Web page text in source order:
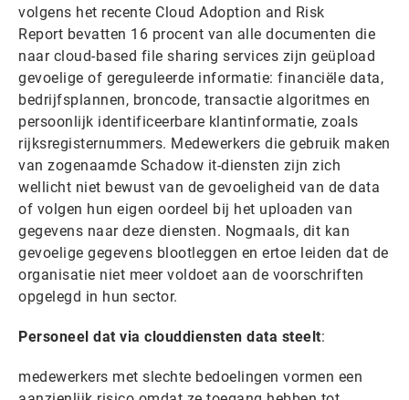
volgens het recente Cloud Adoption and Risk
Report bevatten 16 procent van alle documenten die
naar cloud-based file sharing services zijn geüpload
gevoelige of gereguleerde informatie: financiële data,
bedrijfsplannen, broncode, transactie algoritmes en
persoonlijk identificeerbare klantinformatie, zoals
rijksregisternummers. Medewerkers die gebruik maken
van zogenaamde Schadow it-diensten zijn zich
wellicht niet bewust van de gevoeligheid van de data
of volgen hun eigen oordeel bij het uploaden van
gegevens naar deze diensten. Nogmaals, dit kan
gevoelige gegevens blootleggen en ertoe leiden dat de
organisatie niet meer voldoet aan de voorschriften
opgelegd in hun sector.
Personeel dat via clouddiensten data steelt:
medewerkers met slechte bedoelingen vormen een